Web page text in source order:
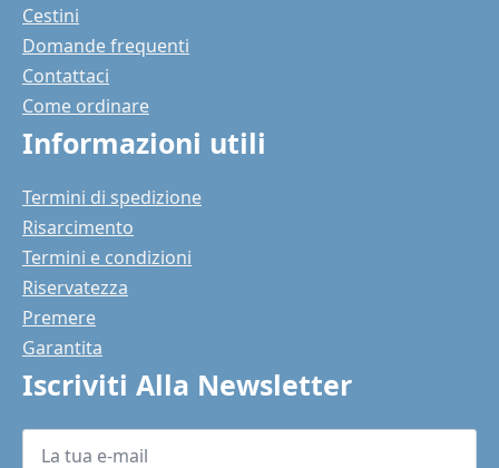
Cestini
Domande frequenti
Contattaci
Come ordinare
Informazioni utili
Termini di spedizione
Risarcimento
Termini e condizioni
Riservatezza
Premere
Garantita
Iscriviti Alla Newsletter
La
tua